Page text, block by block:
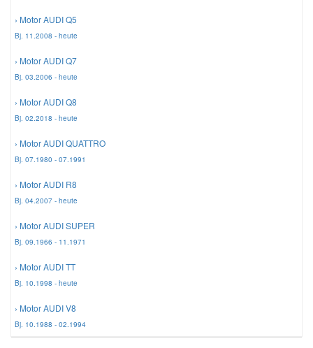
› Motor AUDI Q5
Bj. 11.2008 - heute
› Motor AUDI Q7
Bj. 03.2006 - heute
› Motor AUDI Q8
Bj. 02.2018 - heute
› Motor AUDI QUATTRO
Bj. 07.1980 - 07.1991
› Motor AUDI R8
Bj. 04.2007 - heute
› Motor AUDI SUPER
Bj. 09.1966 - 11.1971
› Motor AUDI TT
Bj. 10.1998 - heute
› Motor AUDI V8
Bj. 10.1988 - 02.1994